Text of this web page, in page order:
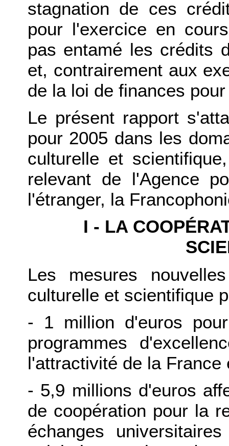
stagnation de ces
pour l'exercice en
pas entamé les crédits
et, contrairement aux
de la loi de finances
Le présent rapport
pour 2005 dans les
culturelle et
relevant de l'Agence
l'étranger, la
I - LA
Les mesures
culturelle et scientifique
- 1 million d'euros
programmes
l'attractivité de la
- 5,9 millions d'euros
de coopération pour la
échanges